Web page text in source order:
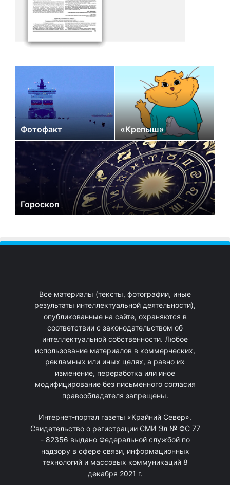
Фотофакт «Крепыш»
Гороскоп
Все материалы (тексты, фотографии, иные
результаты интеллектуальной деятельности),
опубликованные на сайте, охраняются в
соответствии с законодательством об
интеллектуальной собственности. Любое
использование материалов в коммерческих,
рекламных или иных целях, а равно их
изменение, переработка или иное
модифицирование без письменного согласия
правообладателя запрещены.
Интернет-портал газеты «Крайний Север».
Свидетельство о регистрации СМИ Эл № ФС 77
- 82356 выдано Федеральной службой по
надзору в сфере связи, информационных
технологий и массовых коммуникаций 8
декабря 2021 г.